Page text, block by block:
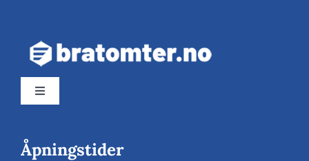
Toggle
Åpningstider